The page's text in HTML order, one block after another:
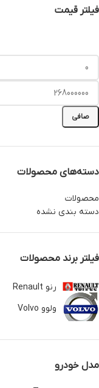
فیلتر قیمت
صافی
دسته‌های محصولات
محصولات
دسته بندی نشده
فیلتر برند محصولات
رنو Renault
ولوو Volvo
مدل خودرو